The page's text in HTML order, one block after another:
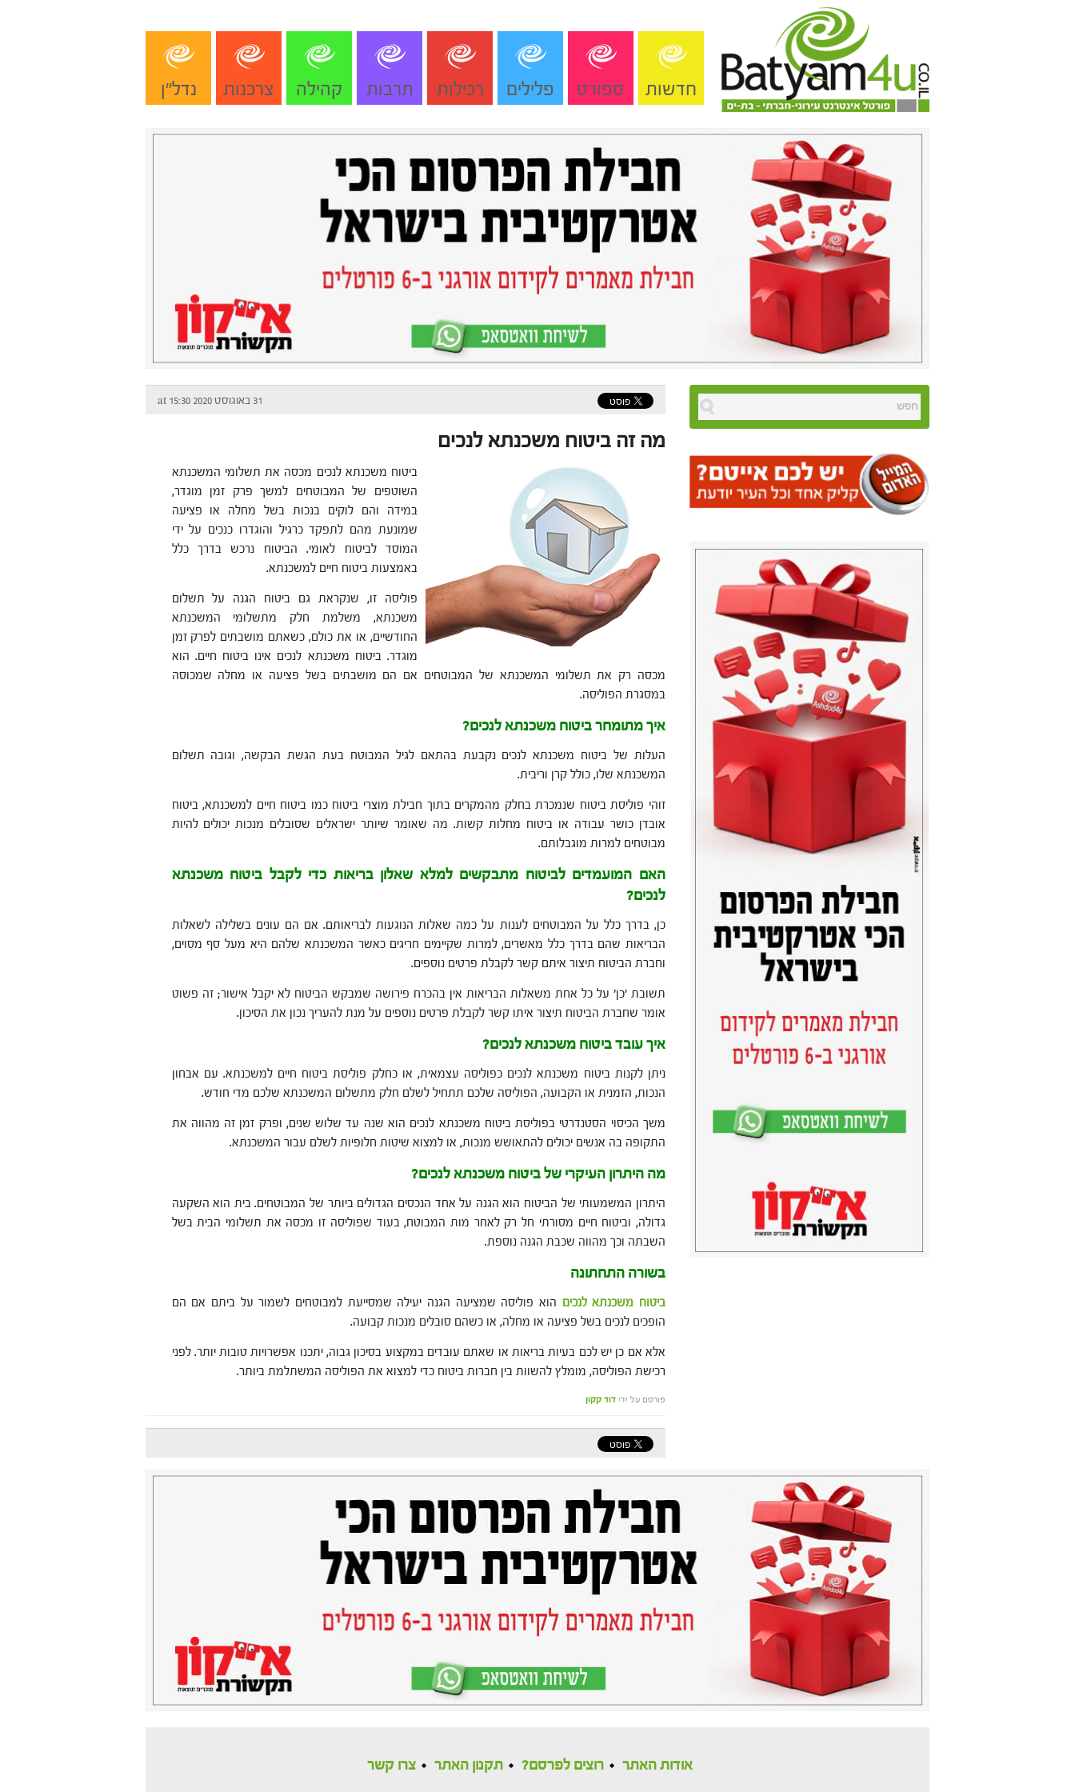
חדשות ספורט פלילים רכילות תרבות קהילה צרכנות נדל"ן
31 באוגוסט 2020 at 15:30
מה זה ביטוח משכנתא לנכים
ביטוח משכנתא לנכים מכסה את תשלומי המשכנתא
השוטפים של המבוטחים למשך פרק זמן מוגדר,
במידה והם לוקים בנכות בשל מחלה או פציעה
שמונעת מהם לתפקד כרגיל והוגדרו כנכים על ידי
המוסד לביטוח לאומי. הביטוח נרכש בדרך כלל
באמצעות ביטוח חיים למשכנתא.
פוליסה זו, שנקראת גם ביטוח הגנה על תשלום
משכנתא, משלמת חלק מתשלומי המשכנתא
החודשיים, או את כולם, כשאתם מושבתים לפרק זמן
מוגדר. ביטוח משכנתא לנכים אינו ביטוח חיים. הוא
מכסה רק את תשלומי המשכנתא של המבוטחים אם הם מושבתים בשל פציעה או מחלה שמכוסה
במסגרת הפוליסה.
איך מתומחר ביטוח משכנתא לנכים?
העלות של ביטוח משכנתא לנכים נקבעת בהתאם לגיל המבוטח בעת הגשת הבקשה, וגובה תשלום
המשכנתא שלו, כולל קרן וריבית.
זוהי פוליסת ביטוח שנמכרת בחלק מהמקרים בתוך חבילת מוצרי ביטוח כמו ביטוח חיים למשכנתא, ביטוח
אובדן כושר עבודה או ביטוח מחלות קשות. מה שאומר שיותר ישראלים שסובלים מנכות יכולים להיות
מבוטחים למרות מוגבלותם.
האם המועמדים לביטוח מתבקשים למלא שאלון בריאות כדי לקבל ביטוח משכנתא
לנכים?
כן, בדרך כלל על המבוטחים לענות על כמה שאלות הנוגעות לבריאותם. אם הם עונים בשלילה לשאלות
הבריאות שהם בדרך כלל מאשרים, למרות שקיימים חריגים כאשר המשכנתא שלהם היא מעל סף מסוים,
וחברת הביטוח תיצור איתם קשר לקבלת פרטים נוספים.
תשובת 'כן' על כל אחת משאלות הבריאות אין בהכרח פירושה שמבקש הביטוח לא יקבל אישור; זה פשוט
אומר שחברת הביטוח תיצור איתו קשר לקבלת פרטים נוספים על מנת להעריך נכון את הסיכון.
איך עובד ביטוח משכנתא לנכים?
ניתן לקנות ביטוח משכנתא לנכים כפוליסה עצמאית, או כחלק פוליסת ביטוח חיים למשכנתא. עם אבחון
הנכות, הזמנית או הקבועה, הפוליסה שלכם תתחיל לשלם חלק מתשלום המשכנתא שלכם מדי חודש.
משך הכיסוי הסטנדרטי בפוליסת ביטוח משכנתא לנכים הוא שנה עד שלוש שנים, ופרק זמן זה מהווה את
התקופה בה אנשים יכולים להתאושש מנכות, או למצוא שיטות חלופיות לשלם עבור המשכנתא.
מה היתרון העיקרי של ביטוח משכנתא לנכים?
היתרון המשמעותי של הביטוח הוא הגנה על אחד הנכסים הגדולים ביותר של המבוטחים. בית הוא השקעה
גדולה, וביטוח חיים מסורתי חל רק לאחר מות המבוטח, בעוד שפוליסה זו מכסה את תשלומי הבית בשל
השבתה וכך מהווה שכבת הגנה נוספת.
בשורה התחתונה
ביטוח משכנתא לנכים הוא פוליסה שמציעה הגנה יעילה שמסייעת למבוטחים לשמור על ביתם אם הם
הופכים לנכים בשל פציעה או מחלה, או כשהם סובלים מנכות קבועה.
אלא אם כן יש לכם בעיות בריאות או שאתם עובדים במקצוע בסיכון גבוה, יתכנו אפשרויות טובות יותר. לפני
רכישת הפוליסה, מומלץ להשוות בין חברות ביטוח כדי למצוא את הפוליסה המשתלמת ביותר.
פורסם על ידי דוד קקון
אודות האתר רוצים לפרסם? תקנון האתר צרו קשר